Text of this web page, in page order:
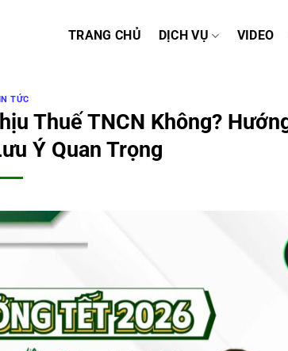
TRANG CHỦ DỊCH VỤ VIDEO
TỨC
Thuế TNCN Không?
Ý Quan Trọng